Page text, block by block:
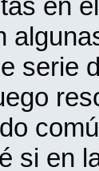
en
serie
si en